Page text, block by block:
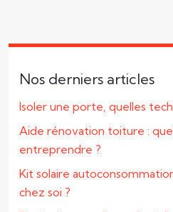
Nos derniers articles
Isoler une porte, quelles
Aide rénovation toiture :
entreprendre ?
Kit solaire
chez soi ?